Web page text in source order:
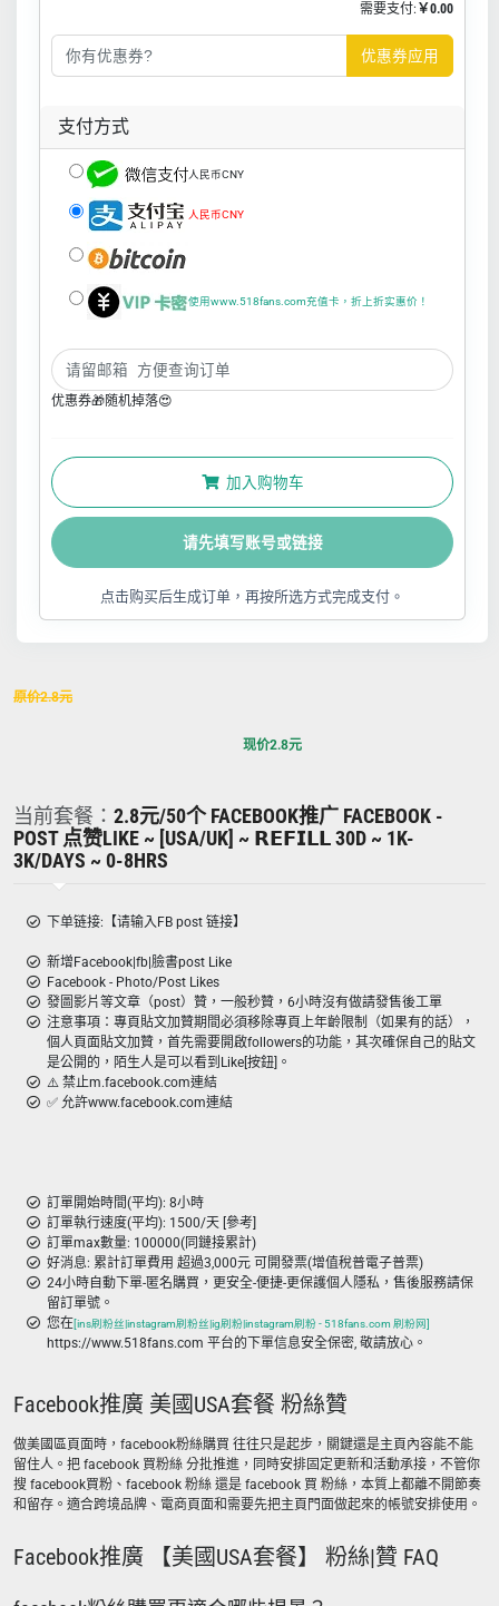
需要支付: ￥0.00
优惠券应用
支付方式
人民币CNY
人民币CNY
使用www.518fans.com充值卡，折上折实惠价！
优惠券🎁随机掉落😍
加入购物车
请先填写账号或链接
点击购买后生成订单，再按所选方式完成支付。
原价2.8元
现价2.8元
当前套餐： 2.8元/50个 FACEBOOK推广 FACEBOOK -
POST 点赞LIKE ~ [USA/UK] ~ 𝗥𝗘𝗙𝗜𝗟𝗟 30D ~ 1K-
3K/DAYS ~ 0-8HRS
下单链接:【请输入FB post 链接】
新增Facebook|fb|臉書post Like
Facebook - Photo/Post Likes
發圖影片等文章（post）贊，一般秒贊，6小時沒有做請發售後工單
注意事項：專頁貼文加贊期間必須移除專頁上年齡限制（如果有的話），
個人頁面貼文加贊，首先需要開啟followers的功能，其次確保自己的貼文
是公開的，陌生人是可以看到Like[按鈕]。
⚠️ 禁止m.facebook.com連結
✅ 允許www.facebook.com連結
訂單開始時間(平均): 8小時
訂單執行速度(平均): 1500/天 [參考]
訂單max數量: 100000(同鏈接累計)
好消息: 累計訂單費用 超過3,000元 可開發票(增值稅普電子普票)
24小時自動下單-匿名購買，更安全-便捷-更保護個人隱私，售後服務請保
留訂單號。
您在[ins刷粉丝|instagram刷粉丝|ig刷粉|instagram刷粉 - 518fans.com 刷粉网]
https://www.518fans.com 平台的下單信息安全保密, 敬請放心。
Facebook推廣 美國USA套餐 粉絲贊
做美國區頁面時，facebook粉絲購買 往往只是起步，關鍵還是主頁內容能不能
留住人。把 facebook 買粉絲 分批推進，同時安排固定更新和活動承接，不管你
搜 facebook買粉、facebook 粉絲 還是 facebook 買 粉絲，本質上都離不開節奏
和留存。適合跨境品牌、電商頁面和需要先把主頁門面做起來的帳號安排使用。
Facebook推廣 【美國USA套餐】 粉絲|贊 FAQ